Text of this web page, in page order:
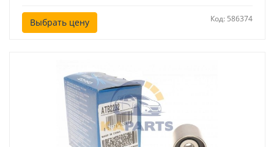
Выбрать цену Код: 586374